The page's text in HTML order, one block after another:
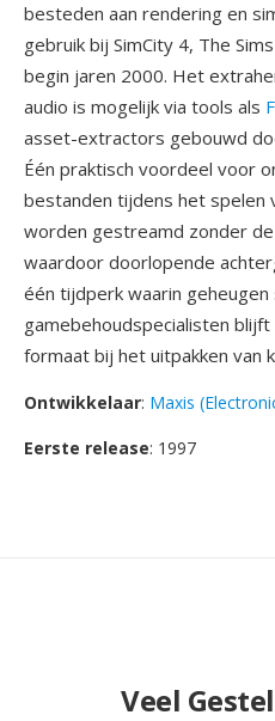
besteden aan rendering en
gebruik bij SimCity 4, The
begin jaren 2000. Het
audio is mogelijk via tools als
asset-extractors gebouwd
Één praktisch voordeel voor
bestanden tijdens het spelen
worden gestreamd zonder
waardoor doorlopende
één tijdperk waarin geheugen
gamebehoudspecialisten
formaat bij het uitpakken van
Ontwikkelaar: Maxis
Eerste release: 1997
Veel